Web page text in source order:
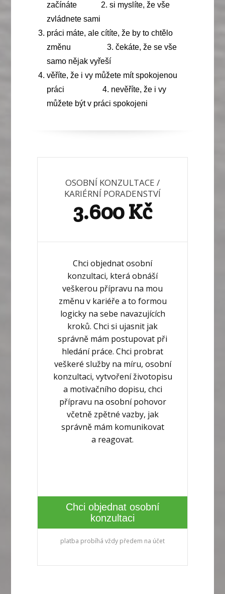
začínáte 2. si myslíte, že vše
zvládnete sami
práci máte, ale cítíte, že by to chtělo
změnu 3. čekáte, že se vše
samo nějak vyřeší
věříte, že i vy můžete mít spokojenou
práci 4. nevěříte, že i vy
můžete být v práci spokojeni
OSOBNÍ KONZULTACE /
KARIÉRNÍ PORADENSTVÍ
3.600 Kč
Chci objednat osobní
konzultaci, která obnáší
veškerou přípravu na mou
změnu v kariéře a to formou
logicky na sebe navazujících
kroků. Chci si ujasnit jak
správně mám postupovat při
hledání práce. Chci probrat
veškeré služby na míru, osobní
konzultaci, vytvoření životopisu
a motivačního dopisu, chci
přípravu na osobní pohovor
včetně zpětné vazby, jak
správně mám komunikovat
a reagovat.
Chci objednat osobní
konzultaci
platba probíhá vždy předem na účet